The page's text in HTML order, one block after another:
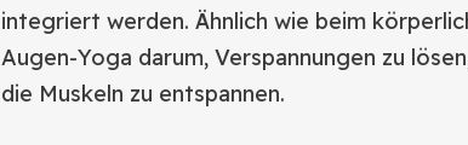
integriert werden. Ähnlich wie beim
Augen-Yoga darum, Verspannungen zu
die Muskeln zu entspannen.